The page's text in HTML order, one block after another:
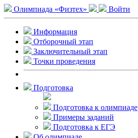
Олимпиада «Физтех» Войти
Информация
Отборочный этап
Заключительный этап
Точки проведения
Подготовка
Подготовка к олимпиаде
Примеры заданий
Подготовка к ЕГЭ